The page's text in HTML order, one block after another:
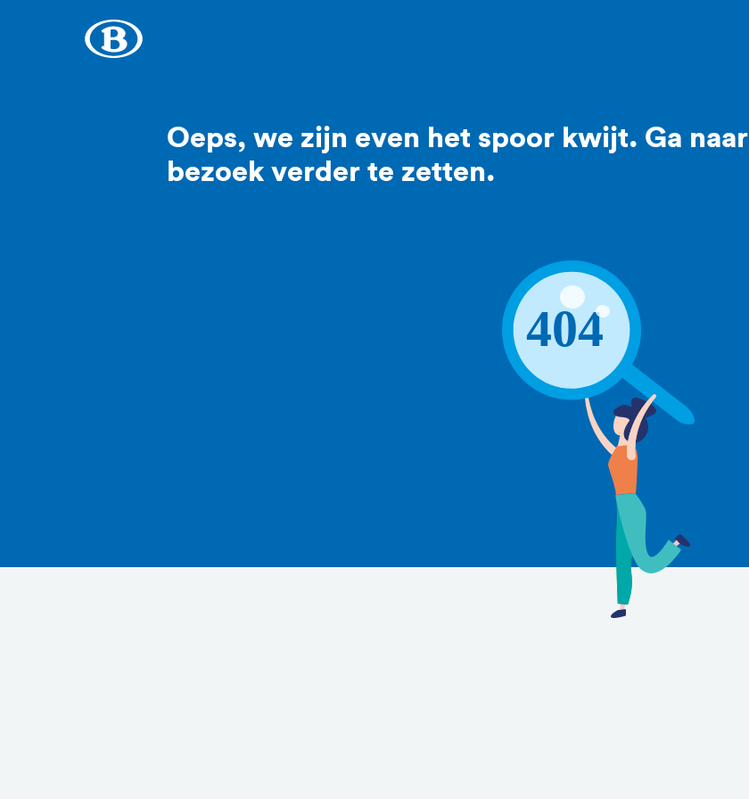
Oeps, we zijn even het spoor kwijt. Ga naar
bezoek verder te zetten.